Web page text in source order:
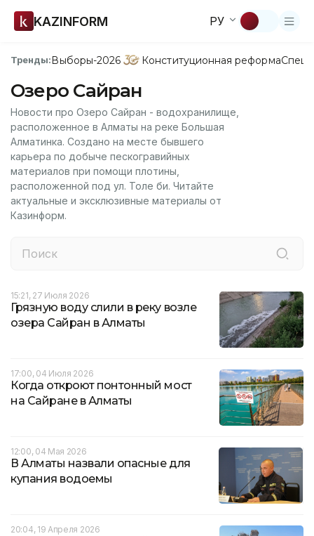
KAZINFORM РУ
Тренды:Выборы-2026 Конституционная реформа
Озеро Сайран
Новости про Озеро Сайран - водохранилище,
расположенное в Алматы на реке Большая
Алматинка. Создано на месте бывшего
карьера по добыче пескогравийных
материалов при помощи плотины,
расположенной под ул. Толе би. Читайте
актуальные и эксклюзивные материалы от
Казинформ.
15:21, 27 Июля 2026
Грязную воду слили в реку возле
озера Сайран в Алматы
17:00, 04 Июля 2026
Когда откроют понтонный мост
на Сайране в Алматы
12:00, 04 Мая 2026
В Алматы назвали опасные для
купания водоемы
20:04, 19 Апреля 2026